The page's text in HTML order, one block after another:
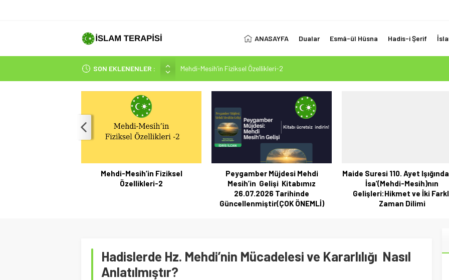
ANASAYFA Dualar Esmâ-ül Hüsna Hadis-i Şerif
SON EKLENENLER :
Mehdi-Mesih’in Fiziksel Özellikleri-2
Hakikatin Nihai Ölçüsü: Kur’an-ı Kerim’in Önceki Kitapları Tasdiki ve Tahrifleri Arındırması
Peygamber Müjdesi Mehdi Mesih’in Gelişi Kitabımız 26.07.2026 Tarihinde
İsrâ Sûresi(17) 1. Ayet’in 7 Dilde Yazılışı
SAKIN ÇOĞUNLUK SİZİ ALDATMASIN
Mehdi-Mesih’in Fiziksel
Özellikleri-2
Peygamber Müjdesi Mehdi
Mesih’in Gelişi Kitabımız
26.07.2026 Tarihinde
Güncellenmiştir(ÇOK ÖNEMLİ)
Maide Suresi 110. Ayet
İsa’(Mehdi-Mesih)nın
Gelişleri:Hikmet ve İki
Zaman Dilimi
Hadislerde Hz. Mehdi’nin Mücadelesi ve Kararlılığı Nasıl
Anlatılmıştır?